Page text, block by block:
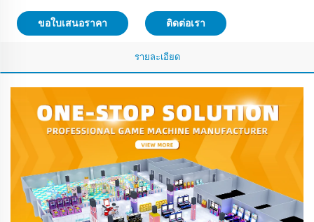
ขอใบเสนอราคา ติดต่อเรา
รายละเอียด